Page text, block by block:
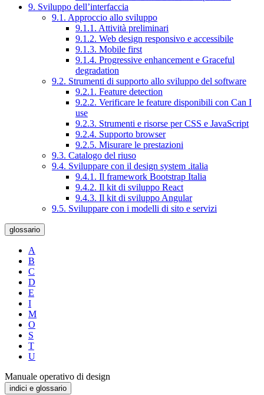
9. Sviluppo dell’interfaccia
9.1. Approccio allo sviluppo
9.1.1. Attività preliminari
9.1.2. Web design responsivo e accessibile
9.1.3. Mobile first
9.1.4. Progressive enhancement e Graceful
degradation
9.2. Strumenti di supporto allo sviluppo del software
9.2.1. Feature detection
9.2.2. Verificare le feature disponibili con Can I
use
9.2.3. Strumenti e risorse per CSS e JavaScript
9.2.4. Supporto browser
9.2.5. Misurare le prestazioni
9.3. Catalogo del riuso
9.4. Sviluppare con il design system .italia
9.4.1. Il framework Bootstrap Italia
9.4.2. Il kit di sviluppo React
9.4.3. Il kit di sviluppo Angular
9.5. Sviluppare con i modelli di sito e servizi
glossario
A
B
C
D
E
I
M
O
S
T
U
Manuale operativo di design
indici e glossario